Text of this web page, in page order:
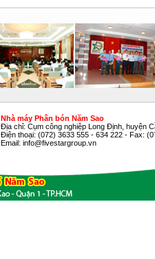
Nhà máy Phân bón Năm Sao
Địa chỉ: Cụm công nghiệp Long Định, huyện
Điện thoại: (072) 3633 555 - 634 222 - Fax:
Email: info@fivestargroup.vn